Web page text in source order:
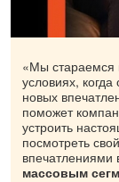
«Мы стараемся
условиях,
новых
поможет
устроить
посмотреть
массовым